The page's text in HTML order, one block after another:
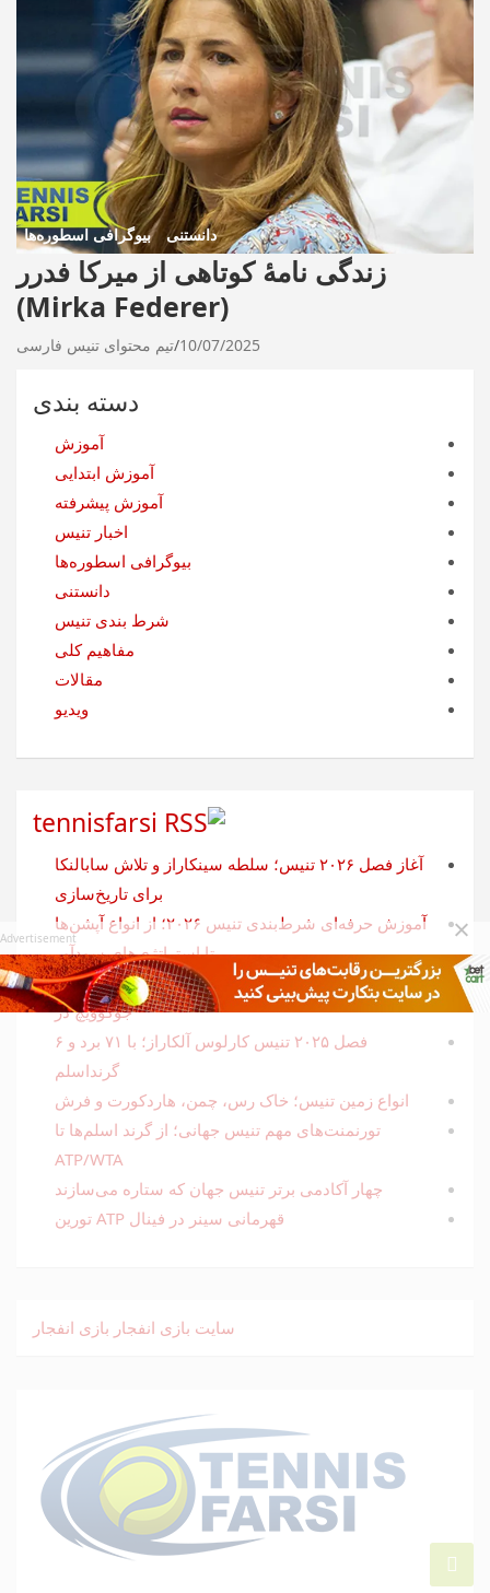
بیوگرافی اسطوره‌ها دانستنی
زندگی نامۀ کوتاهی از میرکا فدرر
(Mirka Federer)
10/07/2025 تیم محتوای تنیس فارسی
دسته بندی
آموزش
آموزش ابتدایی
آموزش پیشرفته
اخبار تنیس
بیوگرافی اسطوره‌ها
دانستنی
شرط بندی تنیس
مفاهیم کلی
مقالات
ویدیو
tennisfarsi
آغاز فصل ۲۰۲۶ تنیس؛ سلطه سینکاراز و تلاش سابالنکا
برای تاریخ‌سازی
آموزش حرفه‌ای شرط‌بندی تنیس ۲۰۲۶؛ از انواع آپشن‌ها
تا استراتژی‌های سودآور
رنکینگ ATP پایان تنیس ۲۰۲۵: آلکاراز صدر، سینر،
جوکوویچ در
فصل ۲۰۲۵ تنیس کارلوس آلکاراز؛ با ۷۱ برد و ۶
گرنداسلم
انواع زمین تنیس؛ خاک رس، چمن، هاردکورت و فرش
تورنمنت‌های مهم تنیس جهانی؛ از گرند اسلم‌ها تا
ATP/WTA
چهار آکادمی برتر تنیس جهان که ستاره می‌سازند
قهرمانی سینر در فینال ATP تورین
سایت بازی انفجار بازی انفجار
Advertisement